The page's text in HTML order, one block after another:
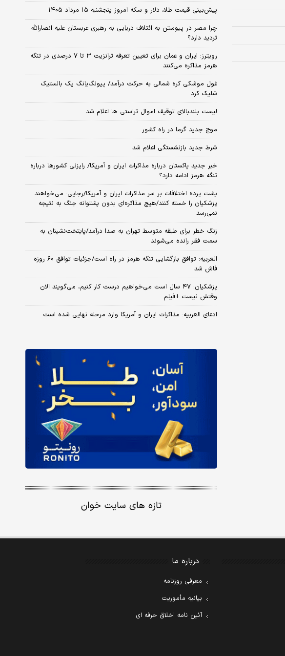
پیش‌بینی قیمت طلا، دلار و سکه امروز پنجشنبه ۱۵ مرداد ۱۴۰۵
چرا مصر در پیوستن به ائتلاف دریایی به رهبری عربستان علیه انصارالله
تردید دارد؟
رویترز: ایران و عمان برای تعیین تعرفه ترانزیت ۳ تا ۷ درصدی در تنگه
هرمز مذاکره می‌کنند
غول موشکی کره شمالی به حرکت درآمد/ پیونگ‌یانگ یک بالستیک
شلیک کرد
لیست بلندبالای توقیف اموال تراستی ها اعلام شد
موج جدید گرما در راه کشور
شرط جدید بازنشستگی اعلام شد
خبر جدید پاکستان درباره مذاکرات ایران و آمریکا/ رایزنی کشورها درباره
تنگه هرمز ادامه دارد؟
پشت پرده اختلافات بر سر مذاکرات ایران و آمریکا/رجایی: می‌خواهند
پزشکیان را خسته کنند/هیچ مذاکره‌ای بدون پشتوانه جنگ به نتیجه
نمی‌رسد
زنگ خطر برای طبقه متوسط تهران به صدا درآمد/پایتخت‌نشینان به
سمت فقر رانده می‌شوند
العربیه: توافق بازگشایی تنگه هرمز در راه است/جزئیات توافق ۶۰ روزه
فاش شد
پزشکیان: ۴۷ سال است می‌خواهیم درست کار کنیم، می‌گویند الان
وقتش نیست +فیلم
ادعای العربیه: مذاکرات ایران و آمریکا وارد مرحله نهایی شده است
تازه های سایت خوان
درباره ما
معرفی روزنامه
بیانیه مأموریت
آئین نامه اخلاق حرفه ای